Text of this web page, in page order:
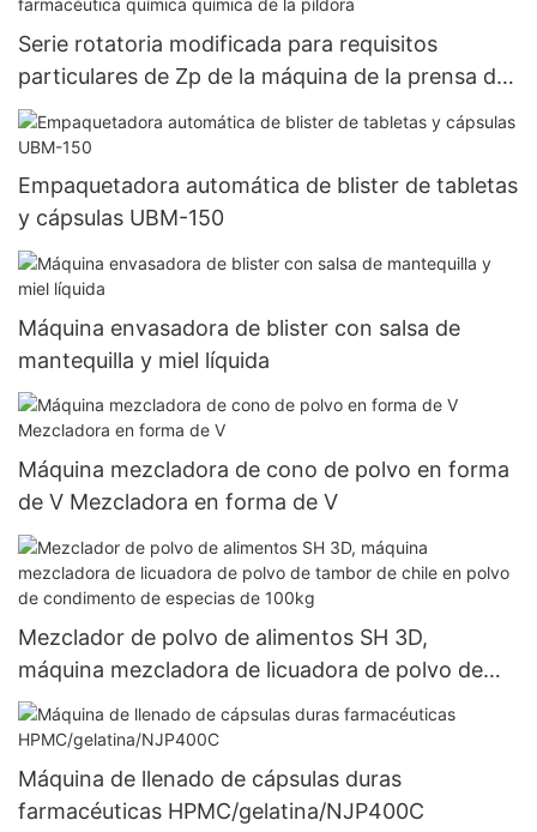
Serie rotatoria modificada para requisitos
particulares de Zp de la máquina de la prensa de
la tableta de la prensa farmacéutica química
química de la píldora
Empaquetadora automática de blister de tabletas
y cápsulas UBM-150
Máquina envasadora de blister con salsa de
mantequilla y miel líquida
Máquina mezcladora de cono de polvo en forma
de V Mezcladora en forma de V
Mezclador de polvo de alimentos SH 3D,
máquina mezcladora de licuadora de polvo de
tambor de chile en polvo de condimento de
especias de 100kg
Máquina de llenado de cápsulas duras
farmacéuticas HPMC/gelatina/NJP400C